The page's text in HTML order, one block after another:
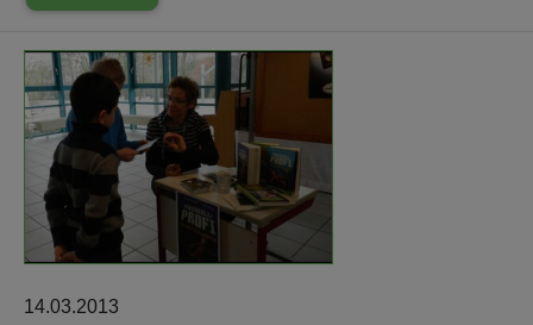
14.03.2013